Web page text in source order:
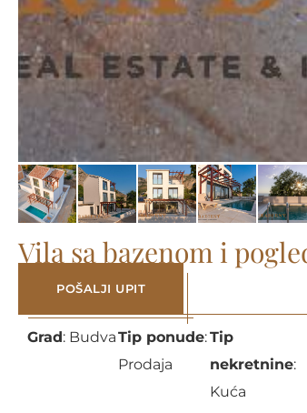
Vila sa bazenom i
POŠALJI UPIT
Grad: BudvaTip ponude:
Prodaja
Tip
nekretnine:
Kuća